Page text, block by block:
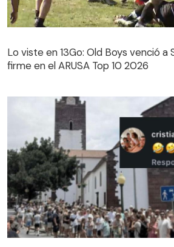
Lo viste en 13Go: Old Boys venció a
firme en el ARUSA Top 10 2026